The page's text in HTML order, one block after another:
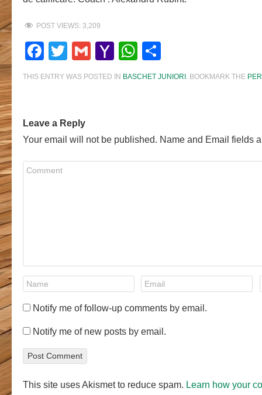
POST VIEWS: 3,209
Facebook
Twitter
GmailYahoo
Mail
WhatsApp
THIS ENTRY WAS POSTED IN BASCHET JUNIORI . BOOKMARK THE
Leave a Reply
Your email will not be published. Name and Email fields
Notify me of follow-up comments by email.
Notify me of new posts by email.
This site uses Akismet to reduce spam. Learn how your